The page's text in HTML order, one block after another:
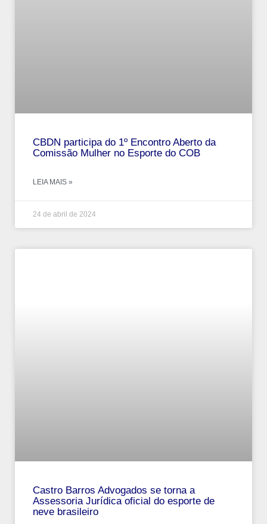
CBDN participa do 1º Encontro Aberto da
Comissão Mulher no Esporte do COB
LEIA MAIS »
24 de abril de 2024
Castro Barros Advogados se torna a
Assessoria Jurídica oficial do esporte de
neve brasileiro